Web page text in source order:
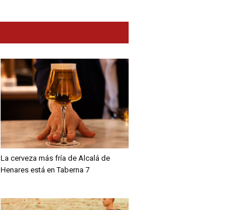
La cerveza más fría de Alcalá de
Henares está en Taberna 7